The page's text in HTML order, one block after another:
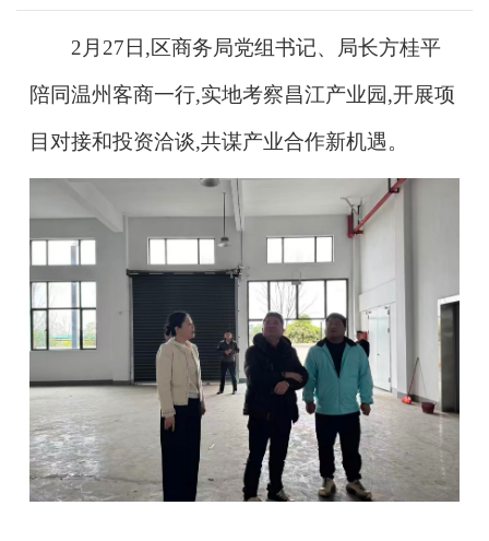
2月27日,区商务局党组书记、局长方桂平
陪同温州客商一行,实地考察昌江产业园,开展项
目对接和投资洽谈,共谋产业合作新机遇。